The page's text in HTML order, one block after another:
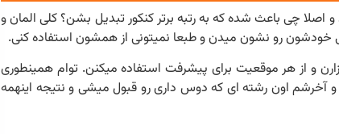
اصلا چی باعث شده که به رتبه برتر کنکور تبدیل بشن؟ کلی المان و
خودشون رو نشون میدن و طبعا نمیتونی از همشون استفاده کنی.
و از هر موقعیت برای پیشرفت استفاده میکنن. توام همینطوری
اون رشته ای که دوس داری رو قبول میشی و نتیجه اینهمه